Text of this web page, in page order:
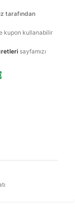
tarafından
kupon kullanabilir
sayfamızı